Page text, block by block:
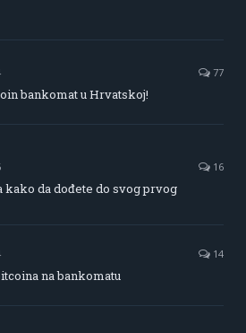
77
bankomat u Hrvatskoj!
16
kako da dođete do svog prvog
14
na bankomatu